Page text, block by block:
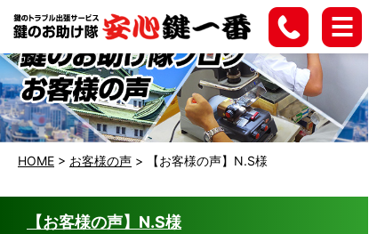
HOME > お客様の声 > 【お客様の声】N.S様
【お客様の声】N.S様